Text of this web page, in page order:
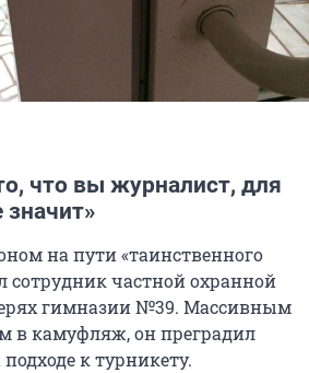
что вы журналист, для
значит»
на пути «таинственного
сотрудник частной охранной
гимназии №39. Массивным
в камуфляж, он преградил
к турникету.